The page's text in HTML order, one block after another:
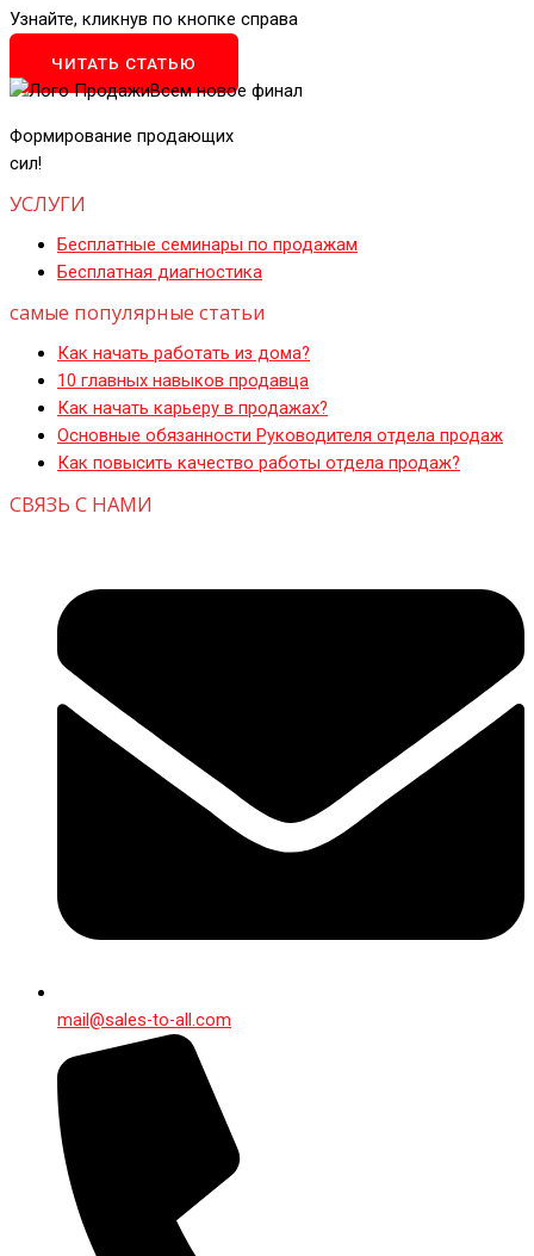
Узнайте, кликнув по кнопке справа
ЧИТАТЬ СТАТЬЮ
Формирование продающих
сил!
УСЛУГИ
Бесплатные семинары по продажам
Бесплатная диагностика
самые популярные статьи
Как начать работать из дома?
10 главных навыков продавца
Как начать карьеру в продажах?
Основные обязанности Руководителя отдела продаж
Как повысить качество работы отдела продаж?
СВЯЗЬ С НАМИ
mail@sales-to-all.com